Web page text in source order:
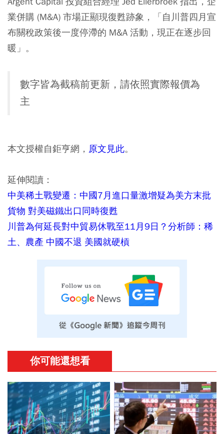
業併購 (M&A) 市場正顯現復甦跡象，「自川普四月宣
布關稅政策後一度停滯的 M&A 活動，現正在逐步回
暖」。
數字皆為截稿前更新，請依照實際報價為
主
本文授權自鉅亨網， 原文見此。
延伸閱讀：
中美稀土戰變遷：中國7月進口量激增疑為美方末批
貨物 對美磁鐵出口同時復甦
川普為何延長對中貿易休戰至11月9日？分析師：稀
土、農產 中國不退 美國就硬槓